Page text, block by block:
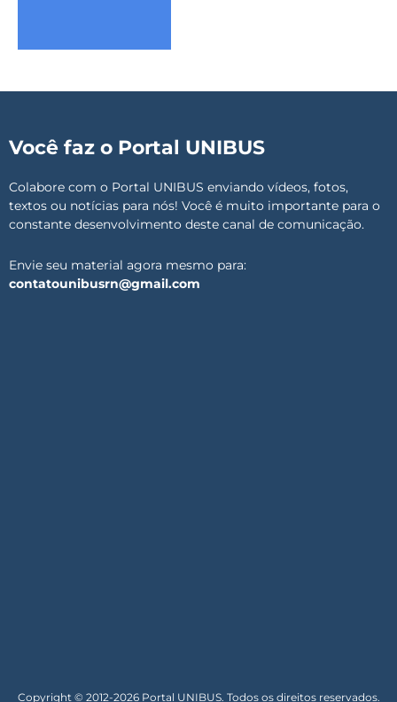
Você faz o Portal UNIBUS
Colabore com o Portal UNIBUS enviando vídeos, fotos,
textos ou notícias para nós! Você é muito importante para o
constante desenvolvimento deste canal de comunicação.
Envie seu material agora mesmo para:
contatounibusrn@gmail.com
Copyright © 2012-2026 Portal UNIBUS. Todos os direitos reservados.